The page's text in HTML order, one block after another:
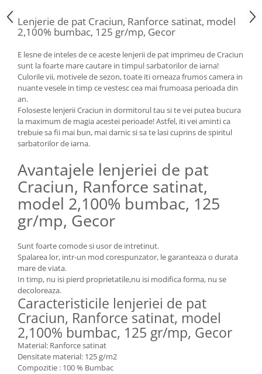
Lenjerie de pat Craciun, Ranforce satinat, model
2,100% bumbac, 125 gr/mp, Gecor
E lesne de inteles de ce aceste lenjerii de pat imprimeu de Craciun
sunt la foarte mare cautare in timpul sarbatorilor de iarna!
Culorile vii, motivele de sezon, toate iti orneaza frumos camera in
nuante vesele in timp ce vestesc cea mai frumoasa perioada din
an.
Foloseste lenjerii Craciun in dormitorul tau si te vei putea bucura
la maximum de magia acestei perioade! Astfel, iti vei aminti ca
trebuie sa fii mai bun, mai darnic si sa te lasi cuprins de spiritul
sarbatorilor de iarna.
Avantajele lenjeriei de pat
Craciun, Ranforce satinat,
model 2,100% bumbac, 125
gr/mp, Gecor
Sunt foarte comode si usor de intretinut.
Spalarea lor, intr-un mod corespunzator, le garanteaza o durata
mare de viata.
In timp, nu isi pierd proprietatile,nu isi modifica forma, nu se
decoloreaza.
Caracteristicile lenjeriei de pat
Craciun, Ranforce satinat, model
2,100% bumbac, 125 gr/mp, Gecor
Material: Ranforce satinat
Densitate material: 125 g/m2
Compozitie : 100 % Bumbac